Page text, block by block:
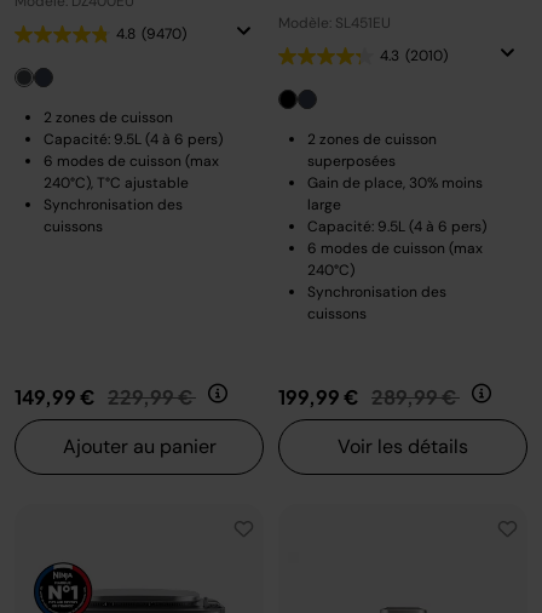
4.8 (9470)
2 zones de cuisson
Capacité: 9.5L (4 à 6 pers)
6 modes de cuisson (max
240°C), T°C ajustable
Synchronisation des
cuissons
149,99 € Prix réduit de
229,99 € au
Ajouter au panier
Modèle: SL451EU
4.3 (2010)
2 zones de cuisson
superposées
Gain de place, 30% moins
large
Capacité: 9.5L (4 à 6 pers)
6 modes de cuisson (max
240°C)
Synchronisation des
cuissons
199,99 € Prix réduit de
289,99 € au
Voir les détails